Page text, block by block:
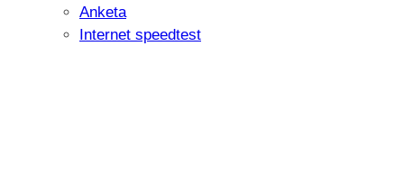
Anketa
Internet speedtest